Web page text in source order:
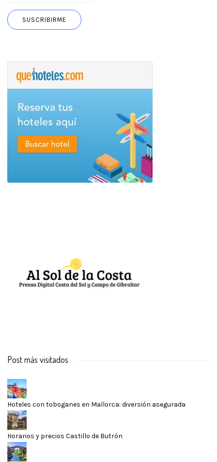
Post más visitados
Hoteles con toboganes en Mallorca: diversión asegurada
Horarios y precios Castillo de Butrón